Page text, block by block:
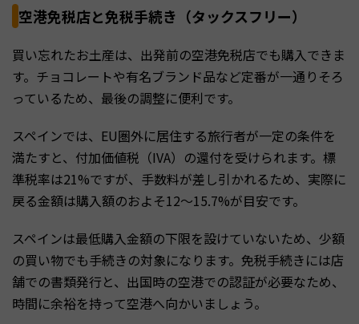
空港免税店と免税手続き（タックスフリー）
買い忘れたお土産は、出発前の空港免税店でも購入できま
す。チョコレートや有名ブランド品など定番が一通りそろ
っているため、最後の調整に便利です。
スペインでは、EU圏外に居住する旅行者が一定の条件を
満たすと、付加価値税（IVA）の還付を受けられます。標
準税率は21%ですが、手数料が差し引かれるため、実際に
戻る金額は購入額のおよそ12〜15.7%が目安です。
スペインは最低購入金額の下限を設けていないため、少額
の買い物でも手続きの対象になります。免税手続きには店
舗での書類発行と、出国時の空港での認証が必要なため、
時間に余裕を持って空港へ向かいましょう。